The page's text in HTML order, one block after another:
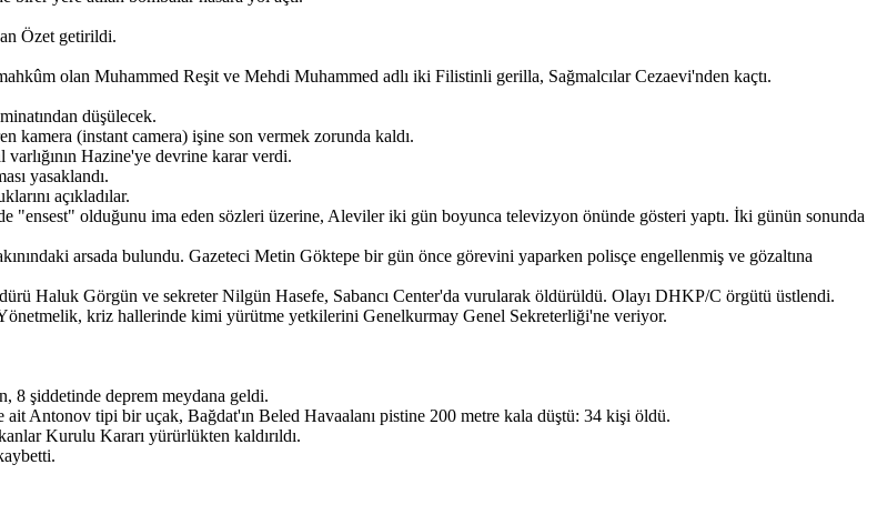
Özet getirildi.
olan Muhammed Reşit ve Mehdi Muhammed adlı iki Filistinli gerilla, Sağmalcılar Cezaevi'nden kaçtı.
düşülecek.
kamera (instant camera) işine son vermek zorunda kaldı.
Hazine'ye devrine karar verdi.
yasaklandı.
açıkladılar.
"ensest" olduğunu ima eden sözleri üzerine, Aleviler iki gün boyunca televizyon önünde gösteri yaptı. İki günün sonunda
arsada bulundu. Gazeteci Metin Göktepe bir gün önce görevini yaparken polisçe engellenmiş ve gözaltına
Haluk Görgün ve sekreter Nilgün Hasefe, Sabancı Center'da vurularak öldürüldü. Olayı DHKP/C örgütü üstlendi.
kriz hallerinde kimi yürütme yetkilerini Genelkurmay Genel Sekreterliği'ne veriyor.
8 şiddetinde deprem meydana geldi.
Antonov tipi bir uçak, Bağdat'ın Beled Havaalanı pistine 200 metre kala düştü: 34 kişi öldü.
Kurulu Kararı yürürlükten kaldırıldı.